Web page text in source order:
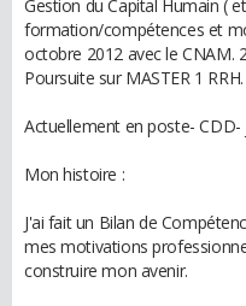
Gestion du Capital Humain (
formation/compétences et
octobre 2012 avec le CNAM.
Poursuite sur MASTER 1 RRH.
Actuellement en poste-
Mon histoire :
J'ai fait un Bilan de
mes motivations
construire mon avenir.